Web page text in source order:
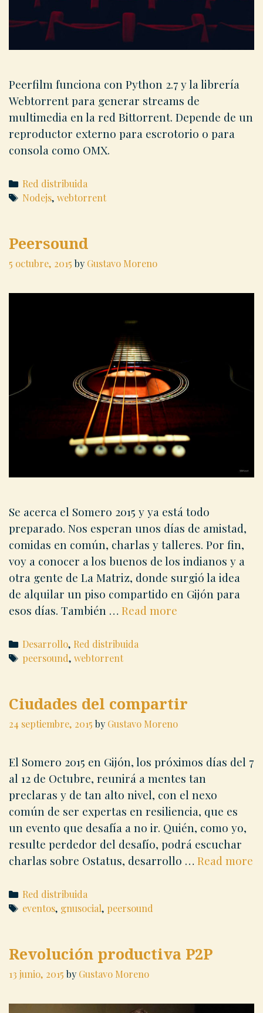
Peerfilm funciona con Python 2.7 y la librería
Webtorrent para generar streams de
multimedia en la red Bittorrent. Depende de un
reproductor externo para escrotorio o para
consola como OMX.
Categories
Red distribuida
Tags
Nodejs, webtorrent
Peersound
5 octubre, 2015 by Gustavo Moreno
Se acerca el Somero 2015 y ya está todo
preparado. Nos esperan unos días de amistad,
comidas en común, charlas y talleres. Por fin,
voy a conocer a los buenos de los indianos y a
otra gente de La Matriz, donde surgió la idea
de alquilar un piso compartido en Gijón para
esos días. También … Read more
Categories
Desarrollo, Red distribuida
Tags
peersound, webtorrent
Ciudades del compartir
24 septiembre, 2015 by Gustavo Moreno
El Somero 2015 en Gijón, los próximos días del 7
al 12 de Octubre, reunirá a mentes tan
preclaras y de tan alto nivel, con el nexo
común de ser expertas en resiliencia, que es
un evento que desafía a no ir. Quién, como yo,
resulte perdedor del desafío, podrá escuchar
charlas sobre Ostatus, desarrollo … Read more
Categories
Red distribuida
Tags
eventos, gnusocial, peersound
Revolución productiva P2P
13 junio, 2015 by Gustavo Moreno